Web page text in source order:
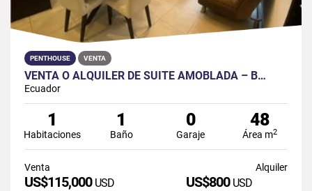
PENTHOUSE VENTA
VENTA O ALQUILER DE SUITE AMOBLADA – B…
Ecuador
1
Habitaciones
1
Baño
0
Garaje
48
Área m2
Venta
US$115,000 USD
Alquiler
US$800 USD